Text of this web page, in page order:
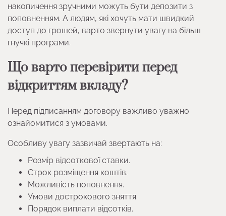
накопичення зручними можуть бути депозити з
поповненням. А людям, які хочуть мати швидкий
доступ до грошей, варто звернути увагу на більш
гнучкі програми.
Що варто перевірити перед
відкриттям вкладу?
Перед підписанням договору важливо уважно
ознайомитися з умовами.
Особливу увагу зазвичай звертають на:
Розмір відсоткової ставки.
Строк розміщення коштів.
Можливість поповнення.
Умови дострокового зняття.
Порядок виплати відсотків.